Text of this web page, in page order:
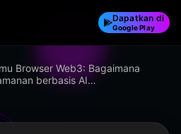
Dapatkan di
Google Play
Browser Web3: Bagaimana
berbasis AI…